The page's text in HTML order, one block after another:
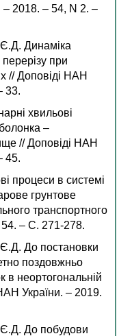
2018. – 54, N 2. –
Динаміка
при
// Доповіді НАН
33.
хвильові
–
// Доповіді НАН
45.
в системі
грунтове
транспортного
54. – С. 271-278.
До постановки
поздовжньо
в неортогональній
України. – 2019.
До побудови